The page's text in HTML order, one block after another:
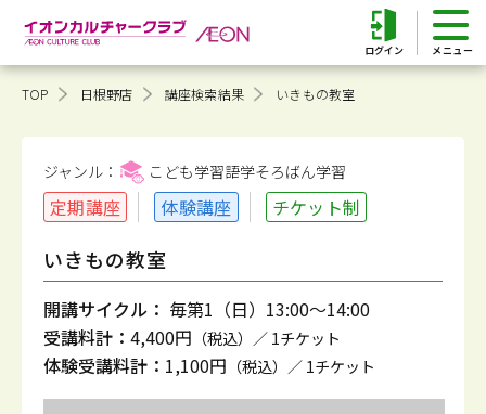
ログイン
TOP 日根野店 講座検索結果 いきもの教室
ジャンル： こども学習語学そろばん学習
定期講座 体験講座 チケット制
いきもの教室
開講サイクル： 毎第1（日）13:00～14:00
受講料計： 4,400円 （税込）／ 1チケット
体験受講料計： 1,100円 （税込）／ 1チケット